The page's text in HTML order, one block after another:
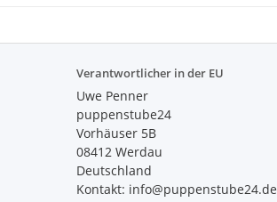
Verantwortlicher in der EU
Uwe Penner
puppenstube24
Vorhäuser 5B
08412 Werdau
Deutschland
Kontakt: info@puppenstube24.de